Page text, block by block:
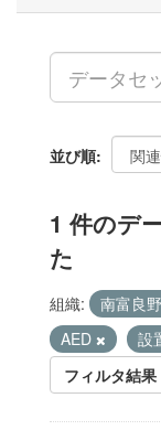
並び順
1 件のデ
た
組織: 南富良
AED
設
フィルタ結果